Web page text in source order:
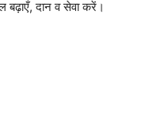
बढ़ाएँ, दान व सेवा करें।